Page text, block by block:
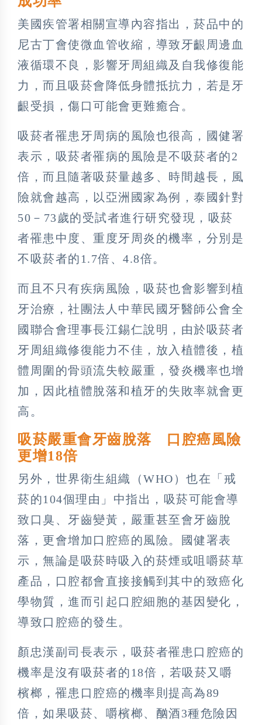
美國疾管署相關宣導內容指出，菸品中的
尼古丁會使微血管收縮，導致牙齦周邊血
液循環不良，影響牙周組織及自我修復能
力，而且吸菸會降低身體抵抗力，若是牙
齦受損，傷口可能會更難癒合。
吸菸者罹患牙周病的風險也很高，國健署
表示，吸菸者罹病的風險是不吸菸者的2
倍，而且隨著吸菸量越多、時間越長，風
險就會越高，以亞洲國家為例，泰國針對
50－73歲的受試者進行研究發現，吸菸
者罹患中度、重度牙周炎的機率，分別是
不吸菸者的1.7倍、4.8倍。
而且不只有疾病風險，吸菸也會影響到植
牙治療，社團法人中華民國牙醫師公會全
國聯合會理事長江錫仁說明，由於吸菸者
牙周組織修復能力不佳，放入植體後，植
體周圍的骨頭流失較嚴重，發炎機率也增
加，因此植體脫落和植牙的失敗率就會更
高。
吸菸嚴重會牙齒脫落 口腔癌風險
更增18倍
另外，世界衛生組織（WHO）也在「戒
菸的104個理由」中指出，吸菸可能會導
致口臭、牙齒變黃，嚴重甚至會牙齒脫
落，更會增加口腔癌的風險。國健署表
示，無論是吸菸時吸入的菸煙或咀嚼菸草
產品，口腔都會直接接觸到其中的致癌化
學物質，進而引起口腔細胞的基因變化，
導致口腔癌的發生。
顏忠漢副司長表示，吸菸者罹患口腔癌的
機率是沒有吸菸者的18倍，若吸菸又嚼
檳榔，罹患口腔癌的機率則提高為89
倍，如果吸菸、嚼檳榔、酗酒3種危險因